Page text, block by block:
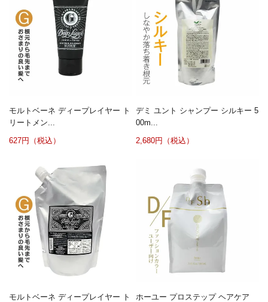
モルトベーネ ディープレイヤー ト
リートメン...
627円（税込）
デミ ユント シャンプー シルキー 5
00m...
2,680円（税込）
モルトベーネ ディープレイヤー ト
ホーユー プロステップ ヘアケア